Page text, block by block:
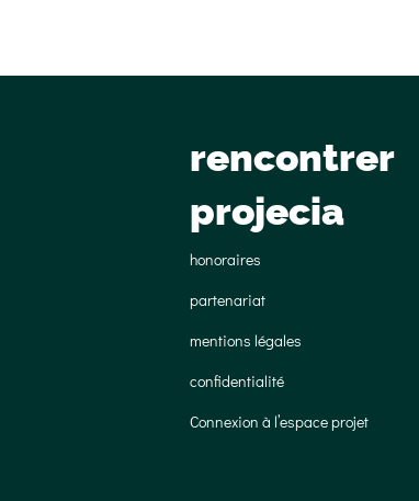
rencontrer
projecia
honoraires
partenariat
mentions légales
confidentialité
Connexion à l’espace projet